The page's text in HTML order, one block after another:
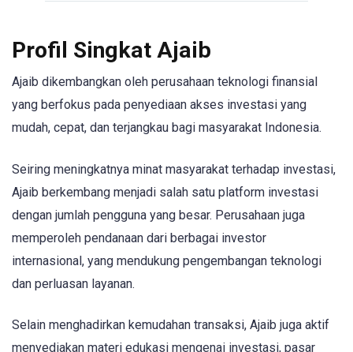
Profil Singkat Ajaib
Ajaib dikembangkan oleh perusahaan teknologi finansial
yang berfokus pada penyediaan akses investasi yang
mudah, cepat, dan terjangkau bagi masyarakat Indonesia.
Seiring meningkatnya minat masyarakat terhadap investasi,
Ajaib berkembang menjadi salah satu platform investasi
dengan jumlah pengguna yang besar. Perusahaan juga
memperoleh pendanaan dari berbagai investor
internasional, yang mendukung pengembangan teknologi
dan perluasan layanan.
Selain menghadirkan kemudahan transaksi, Ajaib juga aktif
menyediakan materi edukasi mengenai investasi, pasar